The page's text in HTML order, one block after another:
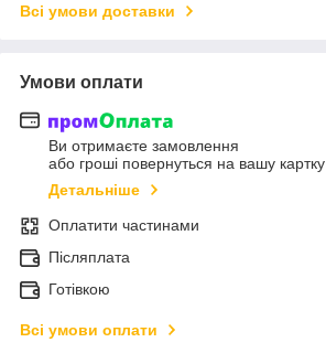
Всі умови доставки
Умови оплати
Ви отримаєте замовлення
або гроші повернуться на вашу картку
Детальніше
Оплатити частинами
Післяплата
Готівкою
Всі умови оплати